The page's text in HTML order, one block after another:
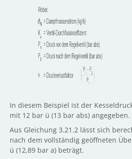
In diesem Beispiel ist der
mit 12 bar ü (13 bar abs) angegeben.
Aus Gleichung 3.21.2 lässt sich
nach dem vollständig geöffneten
ü (12,89 bar a) beträgt.